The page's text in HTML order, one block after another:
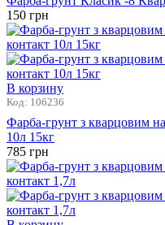
В корзину
Код: 305972
Фарба-грунт Класик -8
150 грн
В корзину
Код: 106236
Фарба-грунт з кварцовим
10л 15кг
785 грн